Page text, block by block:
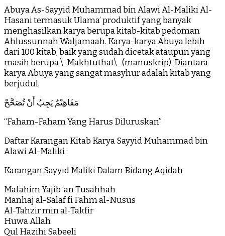
Abuya As-Sayyid Muhammad bin Alawi Al-Maliki Al-
Hasani termasuk Ulama’ produktif yang banyak
menghasilkan karya berupa kitab-kitab pedoman
Ahlussunnah Waljamaah. Karya-karya Abuya lebih
dari 100 kitab, baik yang sudah dicetak ataupun yang
masih berupa \_Makhtuthat\_ (manuskrip). Diantara
karya Abuya yang sangat masyhur adalah kitab yang
berjudul,
مَفَاهِيْمُ يَجِبُ أَنْ تُصَحَّحْ
“Faham-Faham Yang Harus Diluruskan”
Daftar Karangan Kitab Karya Sayyid Muhammad bin
Alawi Al-Maliki :
Karangan Sayyid Maliki Dalam Bidang Aqidah
Mafahim Yajib ‘an Tusahhah
Manhaj al-Salaf fi Fahm al-Nusus
Al-Tahzir min al-Takfir
Huwa Allah
Qul Hazihi Sabeeli